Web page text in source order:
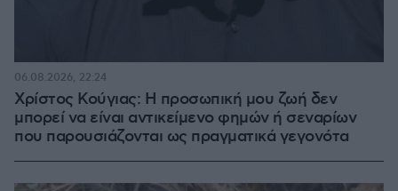
Χρίστος Κούγιας: Η προσωπική μου ζωή δεν
μπορεί να είναι αντικείμενο φημών ή σεναρίων
που παρουσιάζονται ως πραγματικά γεγονότα
06.08.2026, 22:24